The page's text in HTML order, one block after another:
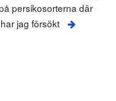
persikosorterna där
jag försökt